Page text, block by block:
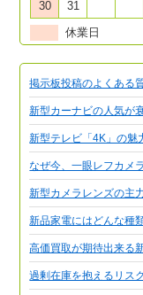
30
31
休業日
掲示板投稿のよくある
新型カーナビの人気が
新型テレビ「4K」の魅
なぜ今、一眼レフカメ
新型カメラレンズの主
新品家電にはどんな種
高価買取が期待出来る
過剰在庫を抱えるリスク